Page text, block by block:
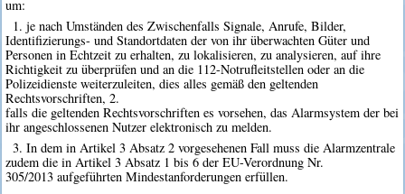
um:
1. je nach Umständen des Zwischenfalls Signale, Anrufe, Bilder,
Identifizierungs- und Standortdaten der von ihr überwachten Güter und
Personen in Echtzeit zu erhalten, zu lokalisieren, zu analysieren, auf ihre
Richtigkeit zu überprüfen und an die 112-Notrufleitstellen oder an die
Polizeidienste weiterzuleiten, dies alles gemäß den geltenden
Rechtsvorschriften, 2.
falls die geltenden Rechtsvorschriften es vorsehen, das Alarmsystem der bei
ihr angeschlossenen Nutzer elektronisch zu melden.
3. In dem in Artikel 3 Absatz 2 vorgesehenen Fall muss die Alarmzentrale
zudem die in Artikel 3 Absatz 1 bis 6 der EU-Verordnung Nr.
305/2013 aufgeführten Mindestanforderungen erfüllen.